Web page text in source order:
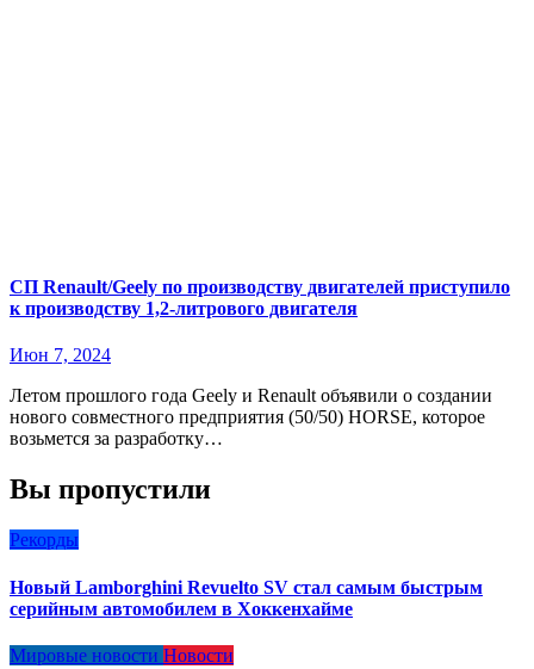
СП Renault/Geely по производству двигателей приступило
к производству 1,2-литрового двигателя
Июн 7, 2024
Летом прошлого года Geely и Renault объявили о создании
нового совместного предприятия (50/50) HORSE, которое
возьмется за разработку…
Вы пропустили
Рекорды
Новый Lamborghini Revuelto SV стал самым быстрым
серийным автомобилем в Хоккенхайме
Мировые новости Новости